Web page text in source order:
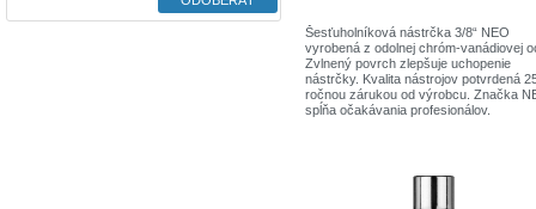
Šesťuholníková nástrčka 3/8“ NEO
vyrobená z odolnej chróm-vanádiovej
Zvlnený povrch zlepšuje uchopenie
nástrčky. Kvalita nástrojov potvrdená
ročnou zárukou od výrobcu. Značka
spĺňa očakávania profesionálov.